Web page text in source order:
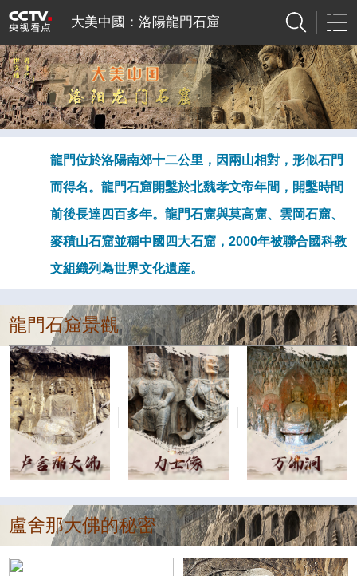
大美中國：洛陽龍門石窟
龍門位於洛陽南郊十二公里，因兩山相對，形似石門
而得名。龍門石窟開鑿於北魏孝文帝年間，開鑿時間
前後長達四百多年。龍門石窟與莫高窟、雲岡石窟、
麥積山石窟並稱中國四大石窟，2000年被聯合國科教
文組織列為世界文化遺産。
龍門石窟景觀
盧舍那大佛的秘密